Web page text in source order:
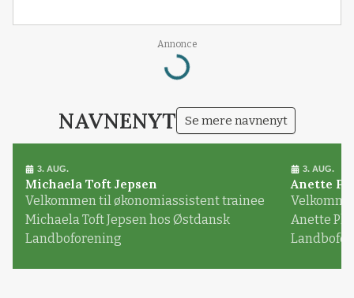
Annonce
Loading...
NAVNENYT Se mere navnenyt
3. AUG.
Michaela Toft Jepsen
Velkommen til økonomiassistent trainee
Michaela Toft Jepsen hos Østdansk
Landboforening
3. AUG.
Anette
Anette